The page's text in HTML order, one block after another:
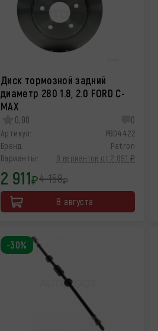
Диск тормозной задний
диаметр 280 1.8, 2.0 FORD C-
MAX
0,00 0
Артикул:
PBD4422
Бренд:
Patron
Варианты:
8 вариантов от 2 891 ₽
2 911₽4 158₽
8 августа
-30%